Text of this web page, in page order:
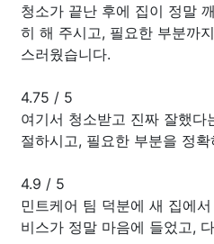
청소가 끝난 후에 집이 정말
히 해 주시고, 필요한 부분까
스러웠습니다.
4.75 / 5
여기서 청소받고 진짜 잘했다
절하시고, 필요한 부분을 정
4.9 / 5
민트케어 팀 덕분에 새 집에
비스가 정말 마음에 들었고,